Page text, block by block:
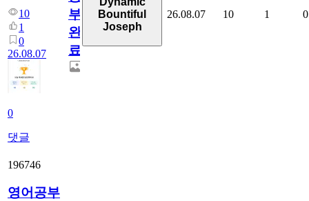
10
1
0
26.08.07
0
댓글
부
완
료
Bountiful
Joseph
26.08.07 10 1 0
196746
영어공부